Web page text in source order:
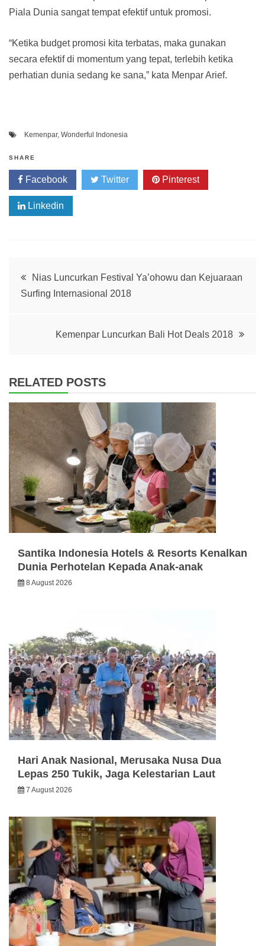
Piala Dunia sangat tempat efektif untuk promosi.
“Ketika budget promosi kita terbatas, maka gunakan
secara efektif di momentum yang tepat, terlebih ketika
perhatian dunia sedang ke sana,” kata Menpar Arief.
Kemenpar, Wonderful Indonesia
SHARE
Facebook Twitter Pinterest
Linkedin
Post
navigation
Nias Luncurkan Festival Ya’ohowu dan Kejuaraan
Surfing Internasional 2018
Kemenpar Luncurkan Bali Hot Deals 2018
RELATED POSTS
Santika Indonesia Hotels & Resorts Kenalkan
Dunia Perhotelan Kepada Anak-anak
8 August 2026
Hari Anak Nasional, Merusaka Nusa Dua
Lepas 250 Tukik, Jaga Kelestarian Laut
7 August 2026